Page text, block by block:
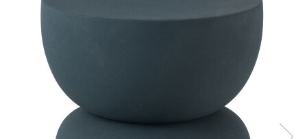
Fotolii dormitor
Noptiere
Mobila dining
Console extensibile
Covoare dining
Mese HORECA